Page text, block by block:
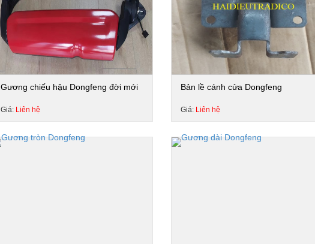
Gương chiếu hậu Dongfeng đời mới
Giá: Liên hệ
Bản lề cánh cửa Dongfeng
Giá: Liên hệ